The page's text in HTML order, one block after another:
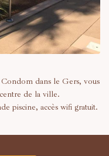
dans le Gers, vous
de la ville.
piscine, accès wifi gratuit.